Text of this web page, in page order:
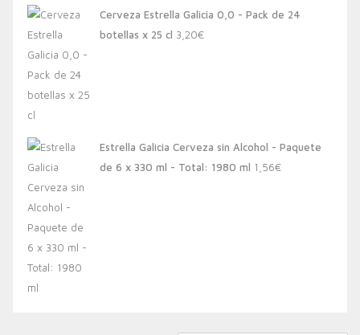
Cerveza Estrella Galicia 0,0 - Pack de 24
botellas x 25 cl 3,20€
Estrella Galicia Cerveza sin Alcohol - Paquete
de 6 x 330 ml - Total: 1980 ml 1,56€